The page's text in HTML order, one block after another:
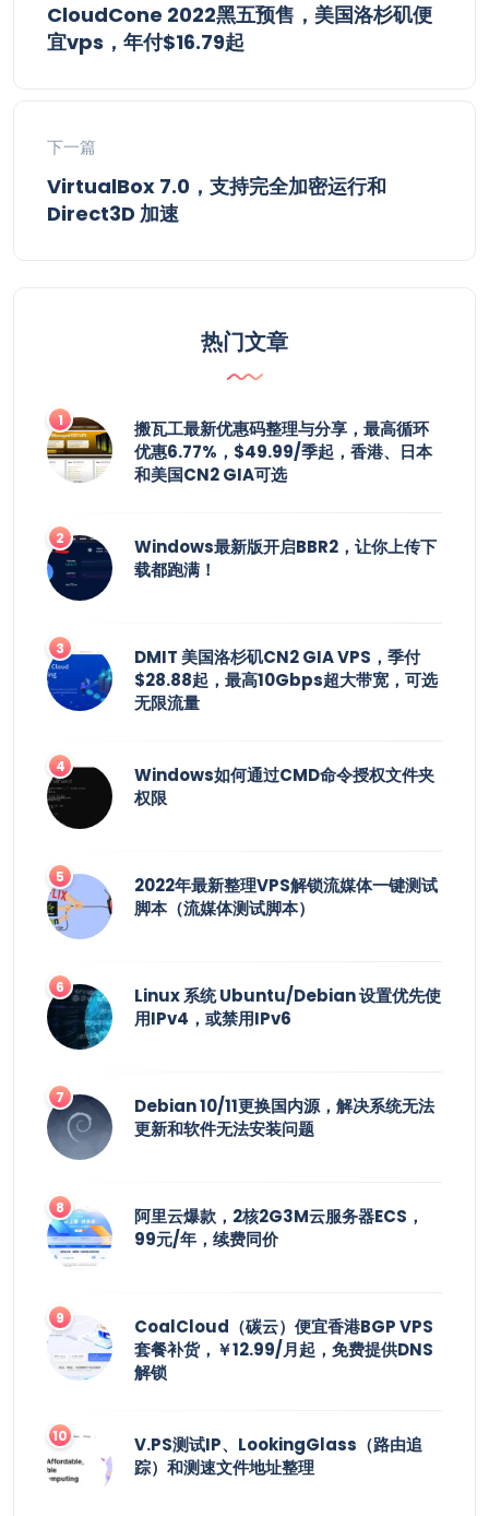
CloudCone 2022黑五预售，美国洛杉矶便
宜vps，年付$16.79起
下一篇
VirtualBox 7.0，支持完全加密运行和
Direct3D 加速
热门文章
搬瓦工最新优惠码整理与分享，最高循环
优惠6.77%，$49.99/季起，香港、日本
和美国CN2 GIA可选
Windows最新版开启BBR2，让你上传下
载都跑满！
DMIT 美国洛杉矶CN2 GIA VPS，季付
$28.88起，最高10Gbps超大带宽，可选
无限流量
Windows如何通过CMD命令授权文件夹
权限
2022年最新整理VPS解锁流媒体一键测试
脚本（流媒体测试脚本）
Linux 系统 Ubuntu/Debian 设置优先使
用IPv4，或禁用IPv6
Debian 10/11更换国内源，解决系统无法
更新和软件无法安装问题
阿里云爆款，2核2G3M云服务器ECS，
99元/年，续费同价
CoalCloud（碳云）便宜香港BGP VPS
套餐补货，￥12.99/月起，免费提供DNS
解锁
V.PS测试IP、LookingGlass（路由追
踪）和测速文件地址整理